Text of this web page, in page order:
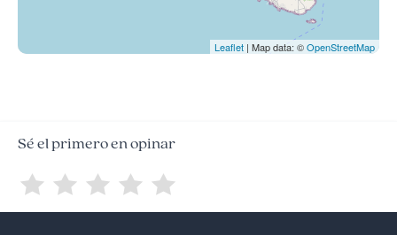
Leaflet | Map data: ©OpenStreetMap
Sé el primero en opinar